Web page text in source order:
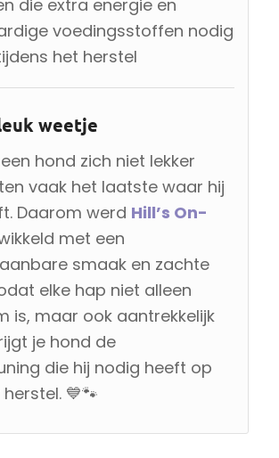
die extra energie en
voedingsstoffen nodig
het herstel
weetje
hond zich niet lekker
vaak het laatste waar hij
Daarom werd Hill’s On-
met een
smaak en zachte
elke hap niet alleen
is, maar ook aantrekkelijk
je hond de
die hij nodig heeft op
💙🐾